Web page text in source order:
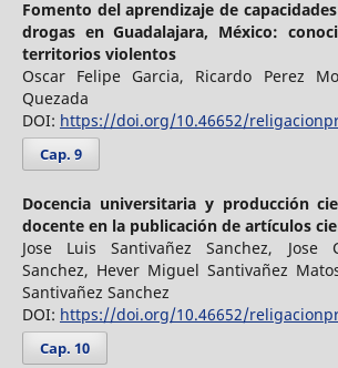
Fomento del aprendizaje de
drogas en Guadalajara, México:
territorios violentos
Oscar Felipe Garcia, Ricardo Perez
Quezada
DOI: https://doi.org/10.46652/
Cap. 9
Docencia universitaria y producción
docente en la publicación de artículos
Jose Luis Santivañez Sanchez, Jose
Sanchez, Hever Miguel Santivañez
Santivañez Sanchez
DOI: https://doi.org/10.46652/
Cap. 10